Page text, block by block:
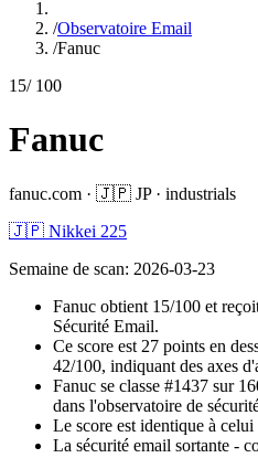
/Observatoire Email
/Fanuc
15/ 100
Fanuc
fanuc.com · 🇯🇵 JP· industrials
🇯🇵 Nikkei 225
Semaine de scan: 2026-03-23
Fanuc obtient 15/100 et
Sécurité Email.
Ce score est 27 points en
42/100, indiquant des axes
Fanuc se classe #1437 sur
dans l'observatoire de
Le score est identique à
La sécurité email sortante -